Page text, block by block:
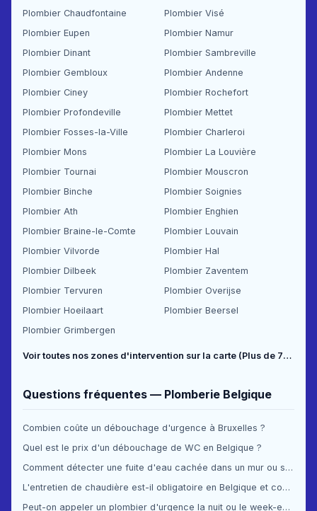
Plombier Chaudfontaine
Plombier Visé
Plombier Eupen
Plombier Namur
Plombier Dinant
Plombier Sambreville
Plombier Gembloux
Plombier Andenne
Plombier Ciney
Plombier Rochefort
Plombier Profondeville
Plombier Mettet
Plombier Fosses-la-Ville
Plombier Charleroi
Plombier Mons
Plombier La Louvière
Plombier Tournai
Plombier Mouscron
Plombier Binche
Plombier Soignies
Plombier Ath
Plombier Enghien
Plombier Braine-le-Comte
Plombier Louvain
Plombier Vilvorde
Plombier Hal
Plombier Dilbeek
Plombier Zaventem
Plombier Tervuren
Plombier Overijse
Plombier Hoeilaart
Plombier Beersel
Plombier Grimbergen
Voir toutes nos zones d'intervention sur la carte (Plus de 70 communes couvertes) →
Questions fréquentes — Plomberie Belgique
Combien coûte un débouchage d'urgence à Bruxelles ?
Quel est le prix d'un débouchage de WC en Belgique ?
Comment détecter une fuite d'eau cachée dans un mur ou sous le sol ?
L'entretien de chaudière est-il obligatoire en Belgique et combien ça coûte ?
Peut-on appeler un plombier d'urgence la nuit ou le week-end en Belgique ?